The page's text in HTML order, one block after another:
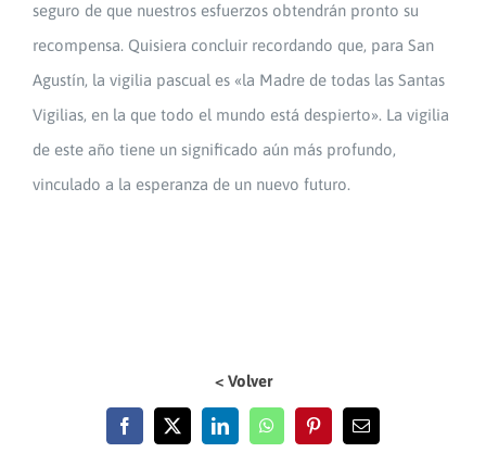
seguro de que nuestros esfuerzos obtendrán pronto su
recompensa. Quisiera concluir recordando que, para San
Agustín, la vigilia pascual es «la Madre de todas las Santas
Vigilias, en la que todo el mundo está despierto». La vigilia
de este año tiene un significado aún más profundo,
vinculado a la esperanza de un nuevo futuro.
< Volver
Facebook
X LinkedInWhatsAppPinterestEmail